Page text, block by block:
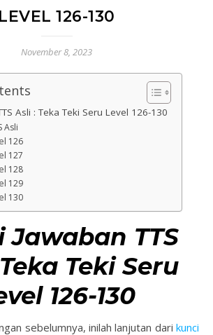
LEVEL 126-130
November 8, 2023
Asli : Teka Teki Seru Level 126-130
Asli
126
127
128
129
130
Jawaban TTS
Teki Seru
126-130
sebelumnya, inilah lanjutan dari kunci